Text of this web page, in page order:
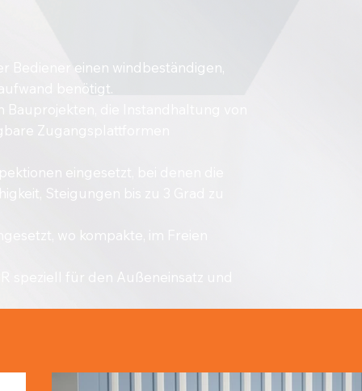
Bediener einen windbeständigen,
benötigt.
Zugangsplattformen
eingesetzt, bei denen die
Steigungen bis zu 3 Grad zu
wo kompakte, im Freien
speziell für den Außeneinsatz und